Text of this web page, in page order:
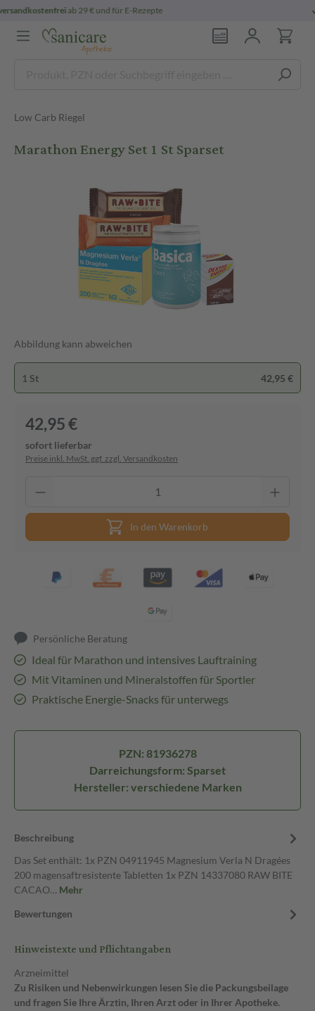
persönlichepharmazeutische Beratung
Low Carb Riegel
Marathon Energy Set 1 St Sparset
Abbildung kann abweichen
1 St 42,95 €
42,95 €
sofort lieferbar
Preise inkl. MwSt. ggf. zzgl. Versandkosten
In den Warenkorb
Persönliche Beratung
Ideal für Marathon und intensives Lauftraining
Mit Vitaminen und Mineralstoffen für Sportler
Praktische Energie-Snacks für unterwegs
PZN: 81936278
Darreichungsform: Sparset
Hersteller: verschiedene Marken
Beschreibung
Das Set enthält: 1x PZN 04911945 Magnesium Verla N Dragées
200 magensaftresistente Tabletten 1x PZN 14337080 RAW BITE
CACAO… Mehr
Bewertungen
Hinweistexte und Pflichtangaben
Arzneimittel
Zu Risiken und Nebenwirkungen lesen Sie die Packungsbeilage
und fragen Sie Ihre Ärztin, Ihren Arzt oder in Ihrer Apotheke.